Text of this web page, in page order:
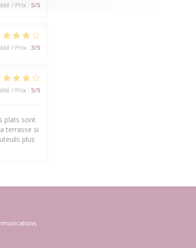
/ Prix : 5/5
/ Prix : 3/5
/ Prix : 5/5
plats sont
terrasse si
plus